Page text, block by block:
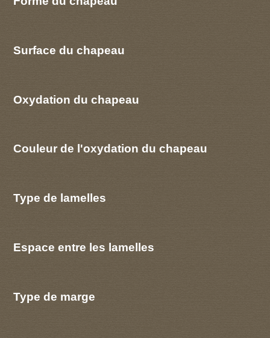
Surface du chapeau
Oxydation du chapeau
Couleur de l'oxydation du chapeau
Type de lamelles
Espace entre les lamelles
Type de marge